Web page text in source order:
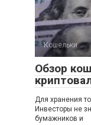
Кошельки
Обзор
Для хранения
Инвесторы не
бумажников и